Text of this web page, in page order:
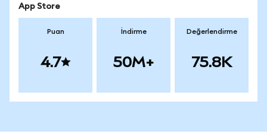
App Store
Puan
4.7
İndirme
50M+
Değerlendirme
75.8K